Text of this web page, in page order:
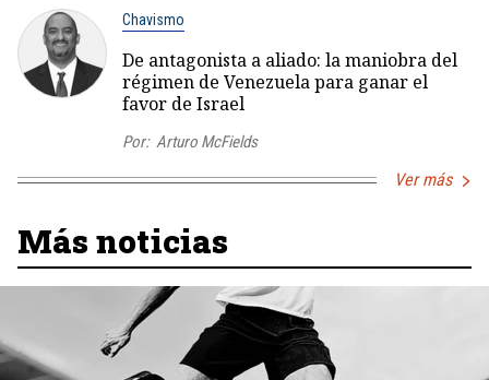
Chavismo
De antagonista a aliado: la maniobra del
régimen de Venezuela para ganar el
favor de Israel
Por: Arturo McFields
Ver más
Más noticias